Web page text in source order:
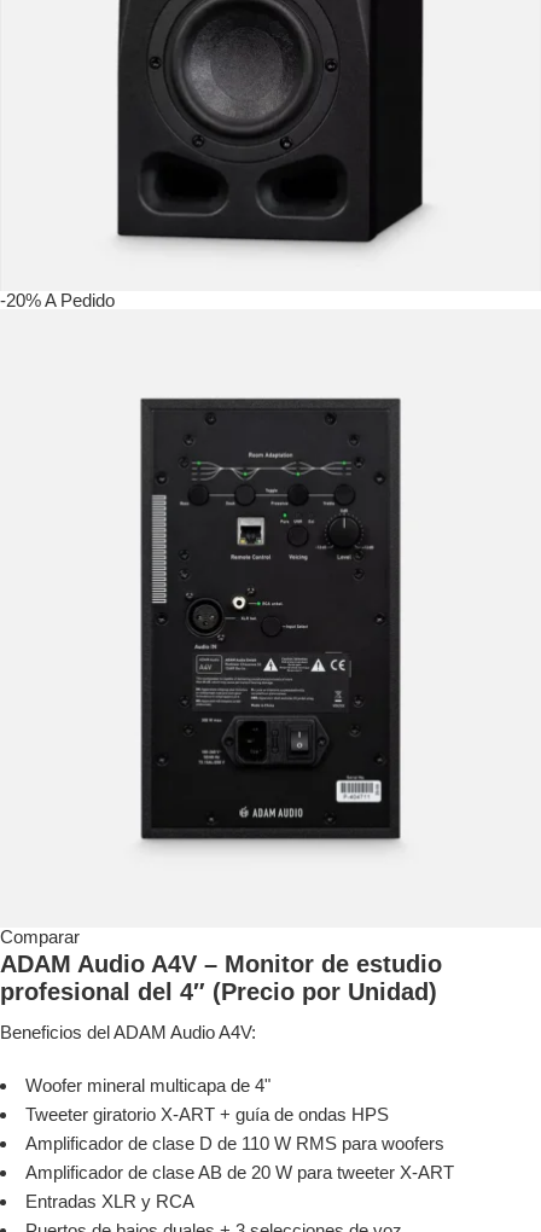
-20%A Pedido
Comparar
ADAM Audio A4V – Monitor de estudio
profesional del 4″ (Precio por Unidad)
Beneficios del ADAM Audio A4V:
Woofer mineral multicapa de 4"
Tweeter giratorio X-ART + guía de ondas HPS
Amplificador de clase D de 110 W RMS para woofers
Amplificador de clase AB de 20 W para tweeter X-ART
Entradas XLR y RCA